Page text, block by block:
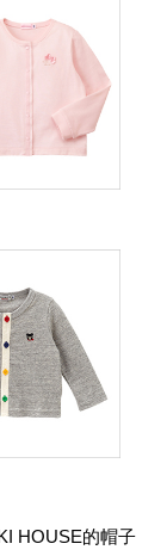
HOUSE的帽子